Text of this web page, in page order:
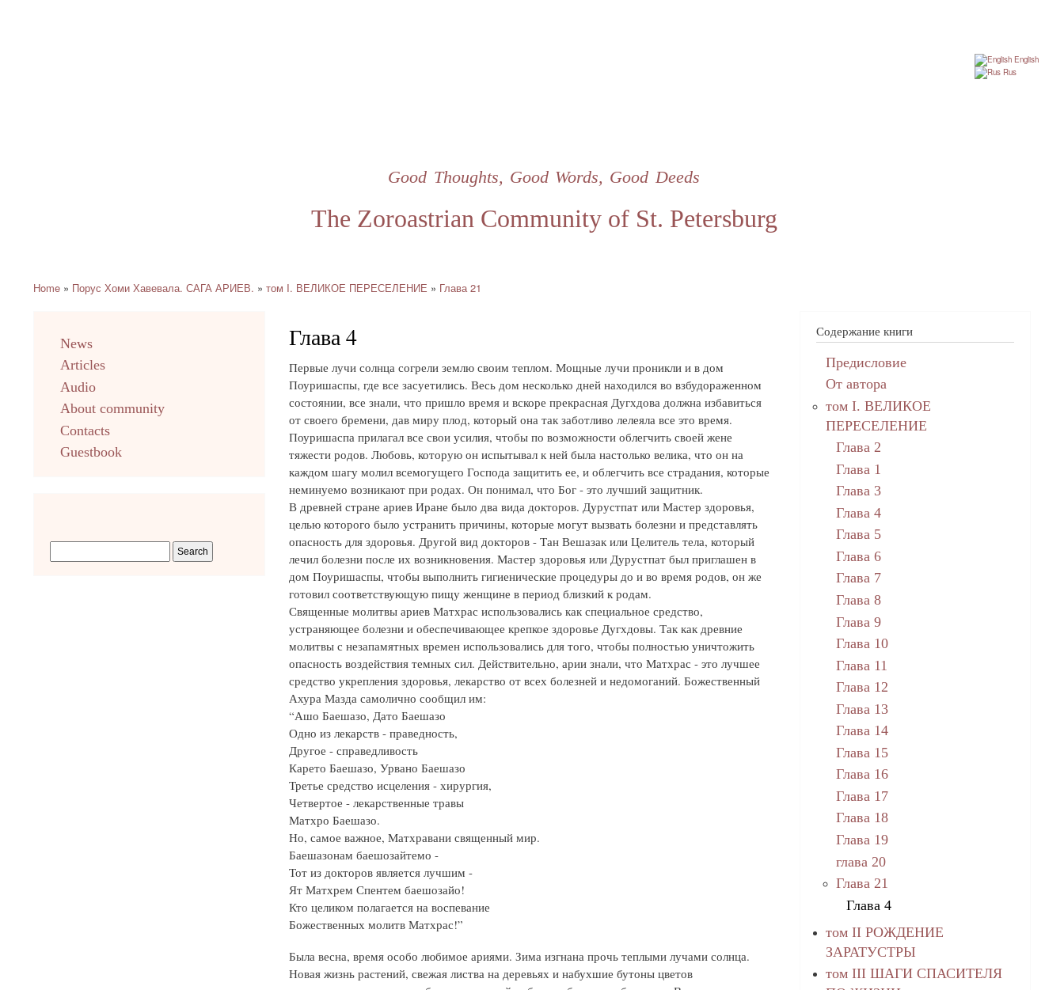
The Zoroastrian Community of St. Petersburg
Good Thoughts, Good Words, Good Deeds
English
Rus
Home Порус Хоми Хавевала. САГА АРИЕВ. том I. ВЕЛИКОЕ ПЕРЕСЕЛЕНИЕ Глава 21
Глава 4
Первые лучи солнца согрели землю своим теплом. Мощные лучи проникли и в дом
Поуришаспы, где все засуетились. Весь дом несколько дней находился во взбудораженном
состоянии, все знали, что пришло время и вскоре прекрасная Дугхдова должна избавиться
от своего бремени, дав миру плод, который она так заботливо лелеяла все это время.
Поуришаспа прилагал все свои усилия, чтобы по возможности облегчить своей жене
тяжести родов. Любовь, которую он испытывал к ней была настолько велика, что он на
каждом шагу молил всемогущего Господа защитить ее, и облегчить все страдания, которые
неминуемо возникают при родах. Он понимал, что Бог - это лучший защитник.
В древней стране ариев Иране было два вида докторов. Дурустпат или Мастер здоровья,
целью которого было устранить причины, которые могут вызвать болезни и представлять
опасность для здоровья. Другой вид докторов - Тан Вешазак или Целитель тела, который
лечил болезни после их возникновения. Мастер здоровья или Дурустпат был приглашен в
дом Поуришаспы, чтобы выполнить гигиенические процедуры до и во время родов, он же
готовил соответствующую пищу женщине в период близкий к родам.
Священные молитвы ариев Матхрас использовались как специальное средство,
устраняющее болезни и обеспечивающее крепкое здоровье Дугхдовы. Так как древние
молитвы с незапамятных времен использовались для того, чтобы полностью уничтожить
опасность воздействия темных сил. Действительно, арии знали, что Матхрас - это лучшее
средство укрепления здоровья, лекарство от всех болезней и недомоганий. Божественный
Ахура Мазда самолично сообщил им:
“Ашо Баешазо, Дато Баешазо
Одно из лекарств - праведность,
Другое - справедливость
Карето Баешазо, Урвано Баешазо
Третье средство исцеления - хирургия,
Четвертое - лекарственные травы
Матхро Баешазо.
Но, самое важное, Матхравани священный мир.
Баешазонам баешозайтемо -
Тот из докторов является лучшим -
Ят Матхрем Спентем баешозайо!
Кто целиком полагается на воспевание
Божественных молитв Матхрас!”
Была весна, время особо любимое ариями. Зима изгнана прочь теплыми лучами солнца.
Новая жизнь растений, свежая листва на деревьях и набухшие бутоны цветов
english
News
Articles
Audio
About community
Contacts
Guestbook
Содержание книги
Предисловие
От автора
том I. ВЕЛИКОЕ
ПЕРЕСЕЛЕНИЕ
Глава 2
Глава 1
Глава 3
Глава 4
Глава 5
Глава 6
Глава 7
Глава 8
Глава 9
Глава 10
Глава 11
Глава 12
Глава 13
Глава 14
Глава 15
Глава 16
Глава 17
Глава 18
Глава 19
глава 20
Глава 21
Глава 4
том II РОЖДЕНИЕ
ЗАРАТУСТРЫ
том III ШАГИ СПАСИТЕЛЯ